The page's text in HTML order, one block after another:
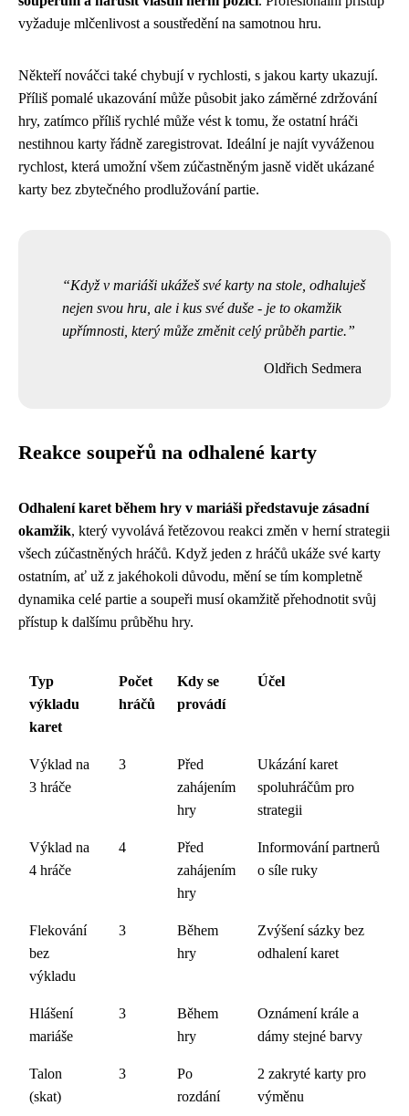
vyžaduje mlčenlivost a soustředění na samotnou hru.
Někteří nováčci také chybují v rychlosti, s jakou karty ukazují.
Příliš pomalé ukazování může působit jako záměrné zdržování
hry, zatímco příliš rychlé může vést k tomu, že ostatní hráči
nestihnou karty řádně zaregistrovat. Ideální je najít vyváženou
rychlost, která umožní všem zúčastněným jasně vidět ukázané
karty bez zbytečného prodlužování partie.
Když v mariáši ukážeš své karty na stole, odhaluješ
nejen svou hru, ale i kus své duše - je to okamžik
upřímnosti, který může změnit celý průběh partie.
Oldřich Sedmera
Reakce soupeřů na odhalené karty
Odhalení karet během hry v mariáši představuje zásadní
okamžik, který vyvolává řetězovou reakci změn v herní strategii
všech zúčastněných hráčů. Když jeden z hráčů ukáže své karty
ostatním, ať už z jakéhokoli důvodu, mění se tím kompletně
dynamika celé partie a soupeři musí okamžitě přehodnotit svůj
přístup k dalšímu průběhu hry.
Typ
výkladu
karet
Počet
hráčů
Kdy se
provádí
Účel
Výklad na
3 hráče
3
Před
zahájením
hry
Ukázání karet
spoluhráčům pro
strategii
Výklad na
4 hráče
4
Před
zahájením
hry
Informování partnerů
o síle ruky
Flekování
bez
výkladu
3
Během
hry
Zvýšení sázky bez
odhalení karet
Hlášení
mariáše
3
Během
hry
Oznámení krále a
dámy stejné barvy
Talon
(skat)
3
Po
rozdání
2 zakryté karty pro
výměnu